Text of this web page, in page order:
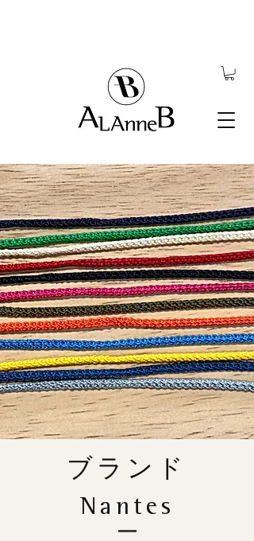
ブランド
Nantes